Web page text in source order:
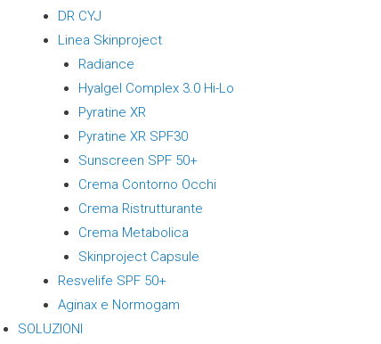
DR CYJ
Linea Skinproject
Radiance
Hyalgel Complex 3.0 Hi-Lo
Pyratine XR
Pyratine XR SPF30
Sunscreen SPF 50+
Crema Contorno Occhi
Crema Ristrutturante
Crema Metabolica
Skinproject Capsule
Resvelife SPF 50+
Aginax e Normogam
SOLUZIONI